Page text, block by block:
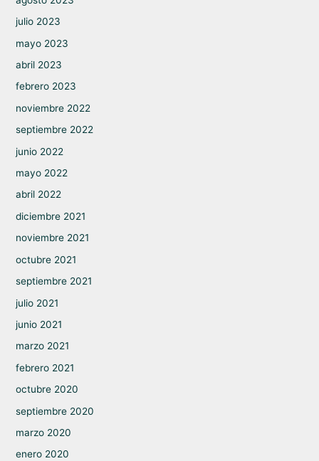
julio 2023
mayo 2023
abril 2023
febrero 2023
noviembre 2022
septiembre 2022
junio 2022
mayo 2022
abril 2022
diciembre 2021
noviembre 2021
octubre 2021
septiembre 2021
julio 2021
junio 2021
marzo 2021
febrero 2021
octubre 2020
septiembre 2020
marzo 2020
enero 2020